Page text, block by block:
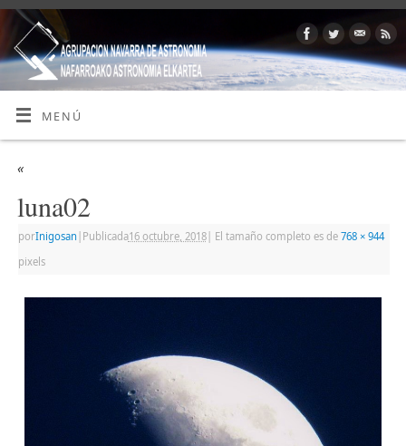
MENÚ
«
luna02
porInigosan Publicada16 octubre, 2018| El tamaño completo es de 768 × 944
pixels